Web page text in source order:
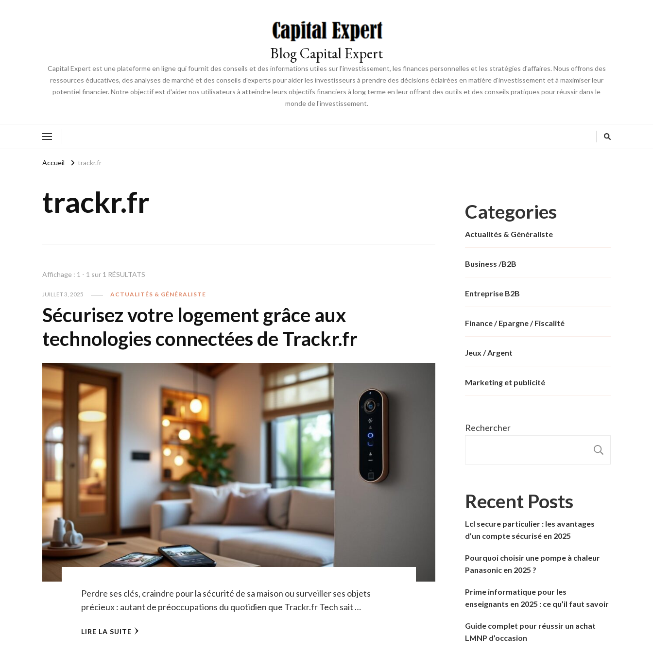
Blog Capital Expert
Capital Expert est une plateforme en ligne qui fournit des conseils et des informations utiles sur l'investissement, les finances personnelles et les stratégies d'affaires. Nous offrons des
ressources éducatives, des analyses de marché et des conseils d'experts pour aider les investisseurs à prendre des décisions éclairées en matière d'investissement et à maximiser leur
potentiel financier. Notre objectif est d'aider nos utilisateurs à atteindre leurs objectifs financiers à long terme en leur offrant des outils et des conseils pratiques pour réussir dans le
monde de l'investissement.
Accueil trackr.fr
trackr.fr
Affichage : 1 - 1 sur 1 RÉSULTATS
JUILLET 3, 2025 ACTUALITÉS & GÉNÉRALISTE
Sécurisez votre logement grâce aux
technologies connectées de Trackr.fr
Perdre ses clés, craindre pour la sécurité de sa maison ou surveiller ses objets
précieux : autant de préoccupations du quotidien que Trackr.fr Tech sait …
LIRE LA SUITE
Categories
Actualités & Généraliste
Business /B2B
Entreprise B2B
Finance / Epargne / Fiscalité
Jeux / Argent
Marketing et publicité
Rechercher
Recent Posts
Lcl secure particulier : les avantages
d’un compte sécurisé en 2025
Pourquoi choisir une pompe à chaleur
Panasonic en 2025 ?
Prime informatique pour les
enseignants en 2025 : ce qu’il faut savoir
Guide complet pour réussir un achat
LMNP d’occasion